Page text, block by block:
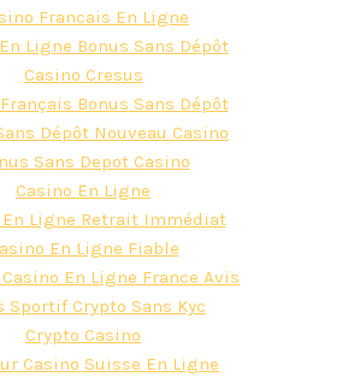
Francais En Ligne
Ligne Bonus Sans Dépôt
Casino Cresus
Bonus Sans Dépôt
Dépôt Nouveau Casino
Sans Depot Casino
Casino En Ligne
En Ligne Retrait Immédiat
En Ligne Fiable
En Ligne France Avis
Sportif Crypto Sans Kyc
Crypto Casino
Casino Suisse En Ligne